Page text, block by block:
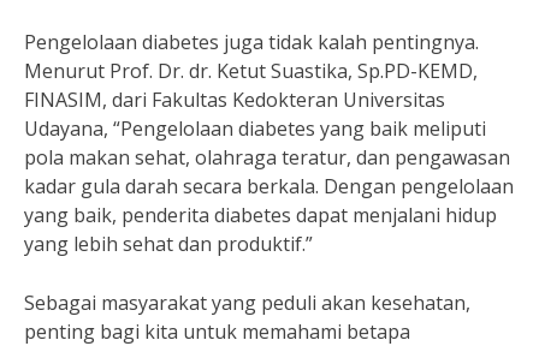
Pengelolaan diabetes juga tidak kalah pentingnya.
Menurut Prof. Dr. dr. Ketut Suastika, Sp.PD-KEMD,
FINASIM, dari Fakultas Kedokteran Universitas
Udayana, “Pengelolaan diabetes yang baik meliputi
pola makan sehat, olahraga teratur, dan pengawasan
kadar gula darah secara berkala. Dengan pengelolaan
yang baik, penderita diabetes dapat menjalani hidup
yang lebih sehat dan produktif.”
Sebagai masyarakat yang peduli akan kesehatan,
penting bagi kita untuk memahami betapa